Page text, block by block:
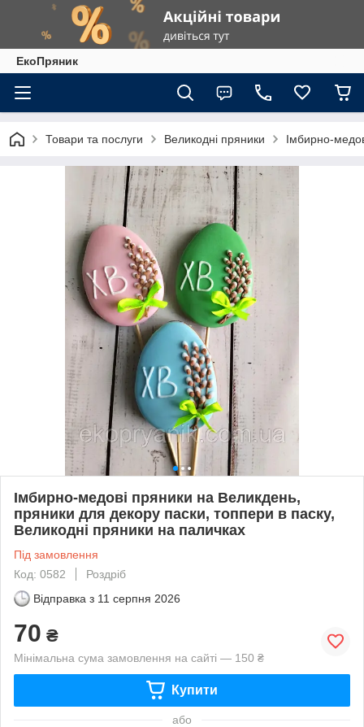
ЕкоПряник
Товари та послуги Великодні пряники Імбирно-
Імбирно-медові пряники на Великдень,
пряники для декору паски, топпери в паску,
Великодні пряники на паличках
Під замовлення
Код: 0582
Роздріб
Відправка з 11 серпня 2026
70 ₴
Мінімальна сума замовлення на сайті — 150 ₴
Купити
або